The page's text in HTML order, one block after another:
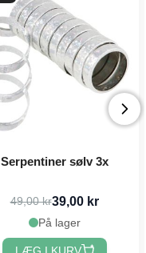
Serpentiner sølv 3x
49,00 kr39,00 kr
På lager